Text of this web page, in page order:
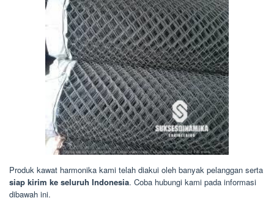
Produk kawat harmonika kami telah diakui oleh banyak pelanggan serta
siap kirim ke seluruh Indonesia. Coba hubungi kami pada informasi
dibawah ini.